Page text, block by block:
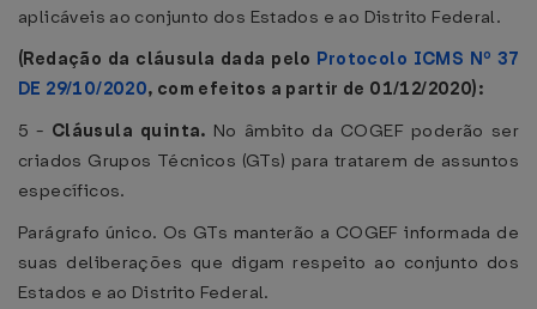
aplicáveis ao conjunto dos Estados e ao Distrito Federal.
(Redação da cláusula dada pelo Protocolo ICMS Nº 37
DE 29/10/2020, com efeitos a partir de 01/12/2020):
5 - Cláusula quinta. No âmbito da COGEF poderão ser
criados Grupos Técnicos (GTs) para tratarem de assuntos
específicos.
Parágrafo único. Os GTs manterão a COGEF informada de
suas deliberações que digam respeito ao conjunto dos
Estados e ao Distrito Federal.